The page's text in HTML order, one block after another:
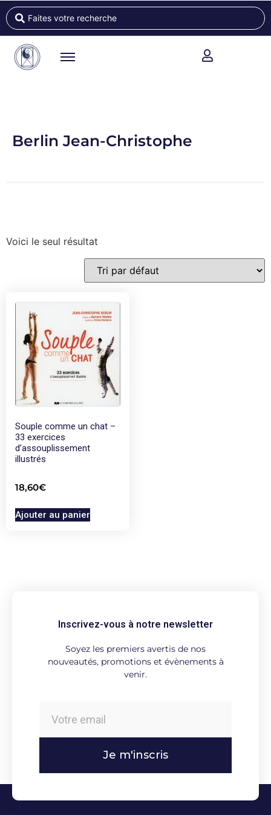
Berlin Jean-Christophe
Voici le seul résultat
Souple comme un chat –
33 exercices
d’assouplissement
illustrés
18,60€
Ajouter au panier
Inscrivez-vous à notre newsletter
Soyez les premiers avertis de nos
nouveautés, promotions et évènements à
venir.
Je m'inscris